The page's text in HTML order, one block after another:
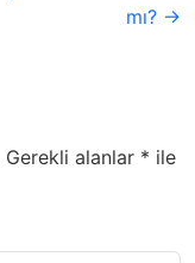
mı? →
Gerekli alanlar * ile